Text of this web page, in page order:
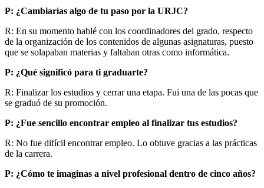
P: ¿Cambiarías algo de tu paso por la URJC?
R: En su momento hablé con los coordinadores del grado, respecto
de la organización de los contenidos de algunas asignaturas, puesto
que se solapaban materias y faltaban otras como informática.
P: ¿Qué significó para ti graduarte?
R: Finalizar los estudios y cerrar una etapa. Fui una de las pocas que
se graduó de su promoción.
P: ¿Fue sencillo encontrar empleo al finalizar tus estudios?
R: No fue difícil encontrar empleo. Lo obtuve gracias a las prácticas
de la carrera.
P: ¿Cómo te imaginas a nivel profesional dentro de cinco años?